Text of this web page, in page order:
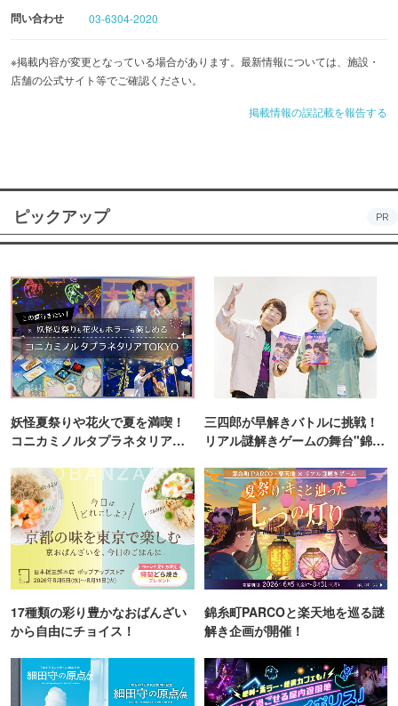
問い合わせ 03-6304-2020
※掲載内容が変更となっている場合があります。最新情報については、施設・
店舗の公式サイト等でご確認ください。
掲載情報の誤記載を報告する
ピックアップ PR
妖怪夏祭りや花火で夏を満喫！
コニカミノルタプラネタリア
三四郎が早解きバトルに挑戦！
リアル謎解きゲームの舞台"錦糸
17種類の彩り豊かなおばんざい
から自由にチョイス！
錦糸町PARCOと楽天地を巡る謎
解き企画が開催！